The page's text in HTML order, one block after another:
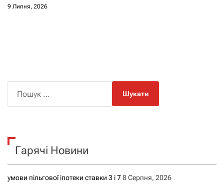
9 Липня, 2026
к
Гарячі Новини
умови пільгової іпотеки ставки 3 і 78 Серпня, 2026